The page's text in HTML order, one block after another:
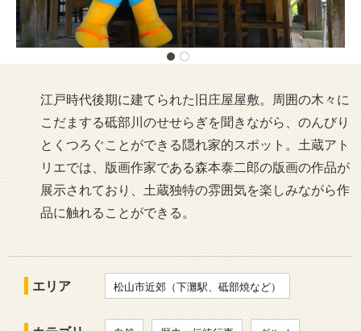
江戸時代後期に建てられた旧庄屋屋敷。周囲の木々に
こだまする砥部川のせせらぎを聞きながら、のんびり
とくつろぐことができる隠れ家的スポット。土蔵アト
リエでは、版画作家である森本泰二郎の版画の作品が
展示されており、土蔵独特の雰囲気を楽しみながら作
品に触れることができる。
エリア 松山市近郊（下灘駅、砥部焼など）